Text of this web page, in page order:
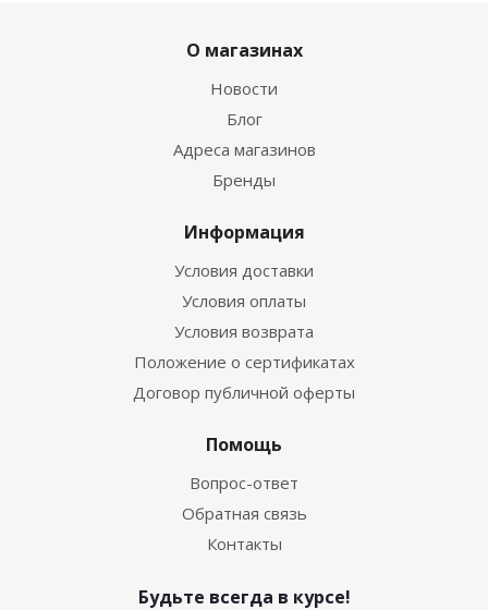
О магазинах
Новости
Блог
Адреса магазинов
Бренды
Информация
Условия доставки
Условия оплаты
Условия возврата
Положение о сертификатах
Договор публичной оферты
Помощь
Вопрос-ответ
Обратная связь
Контакты
Будьте всегда в курсе!